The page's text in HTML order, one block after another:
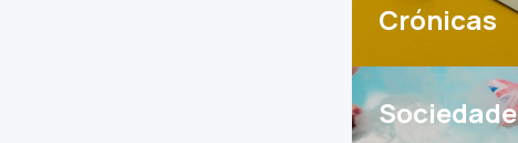
Crónicas
Sociedade